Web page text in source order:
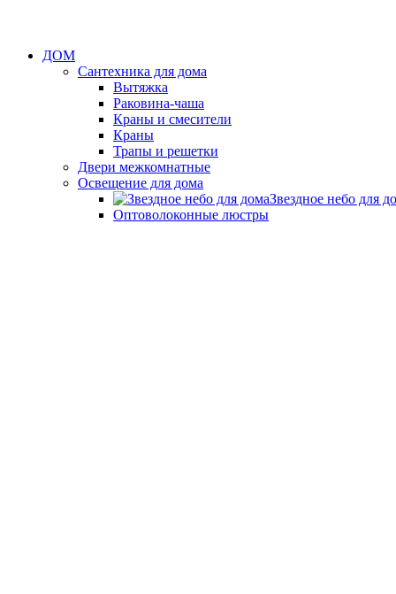
ДОМ
Сантехника для дома
Вытяжка
Раковина-чаша
Краны и смесители
Краны
Трапы и решетки
Двери межкомнатные
Освещение для дома
Звездное небо для
Оптоволоконные люстры